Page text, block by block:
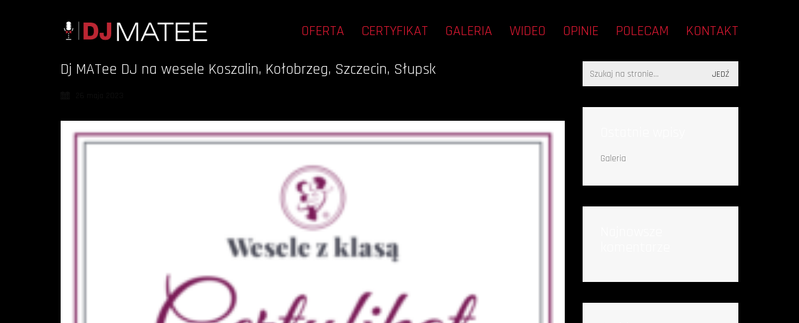
OFERTA CERTYFIKAT GALERIA WIDEO OPINIE POLECAM KONTAKT
Dj MATee DJ na wesele Koszalin, Kołobrzeg, Szczecin, Słupsk
for:
Galeria